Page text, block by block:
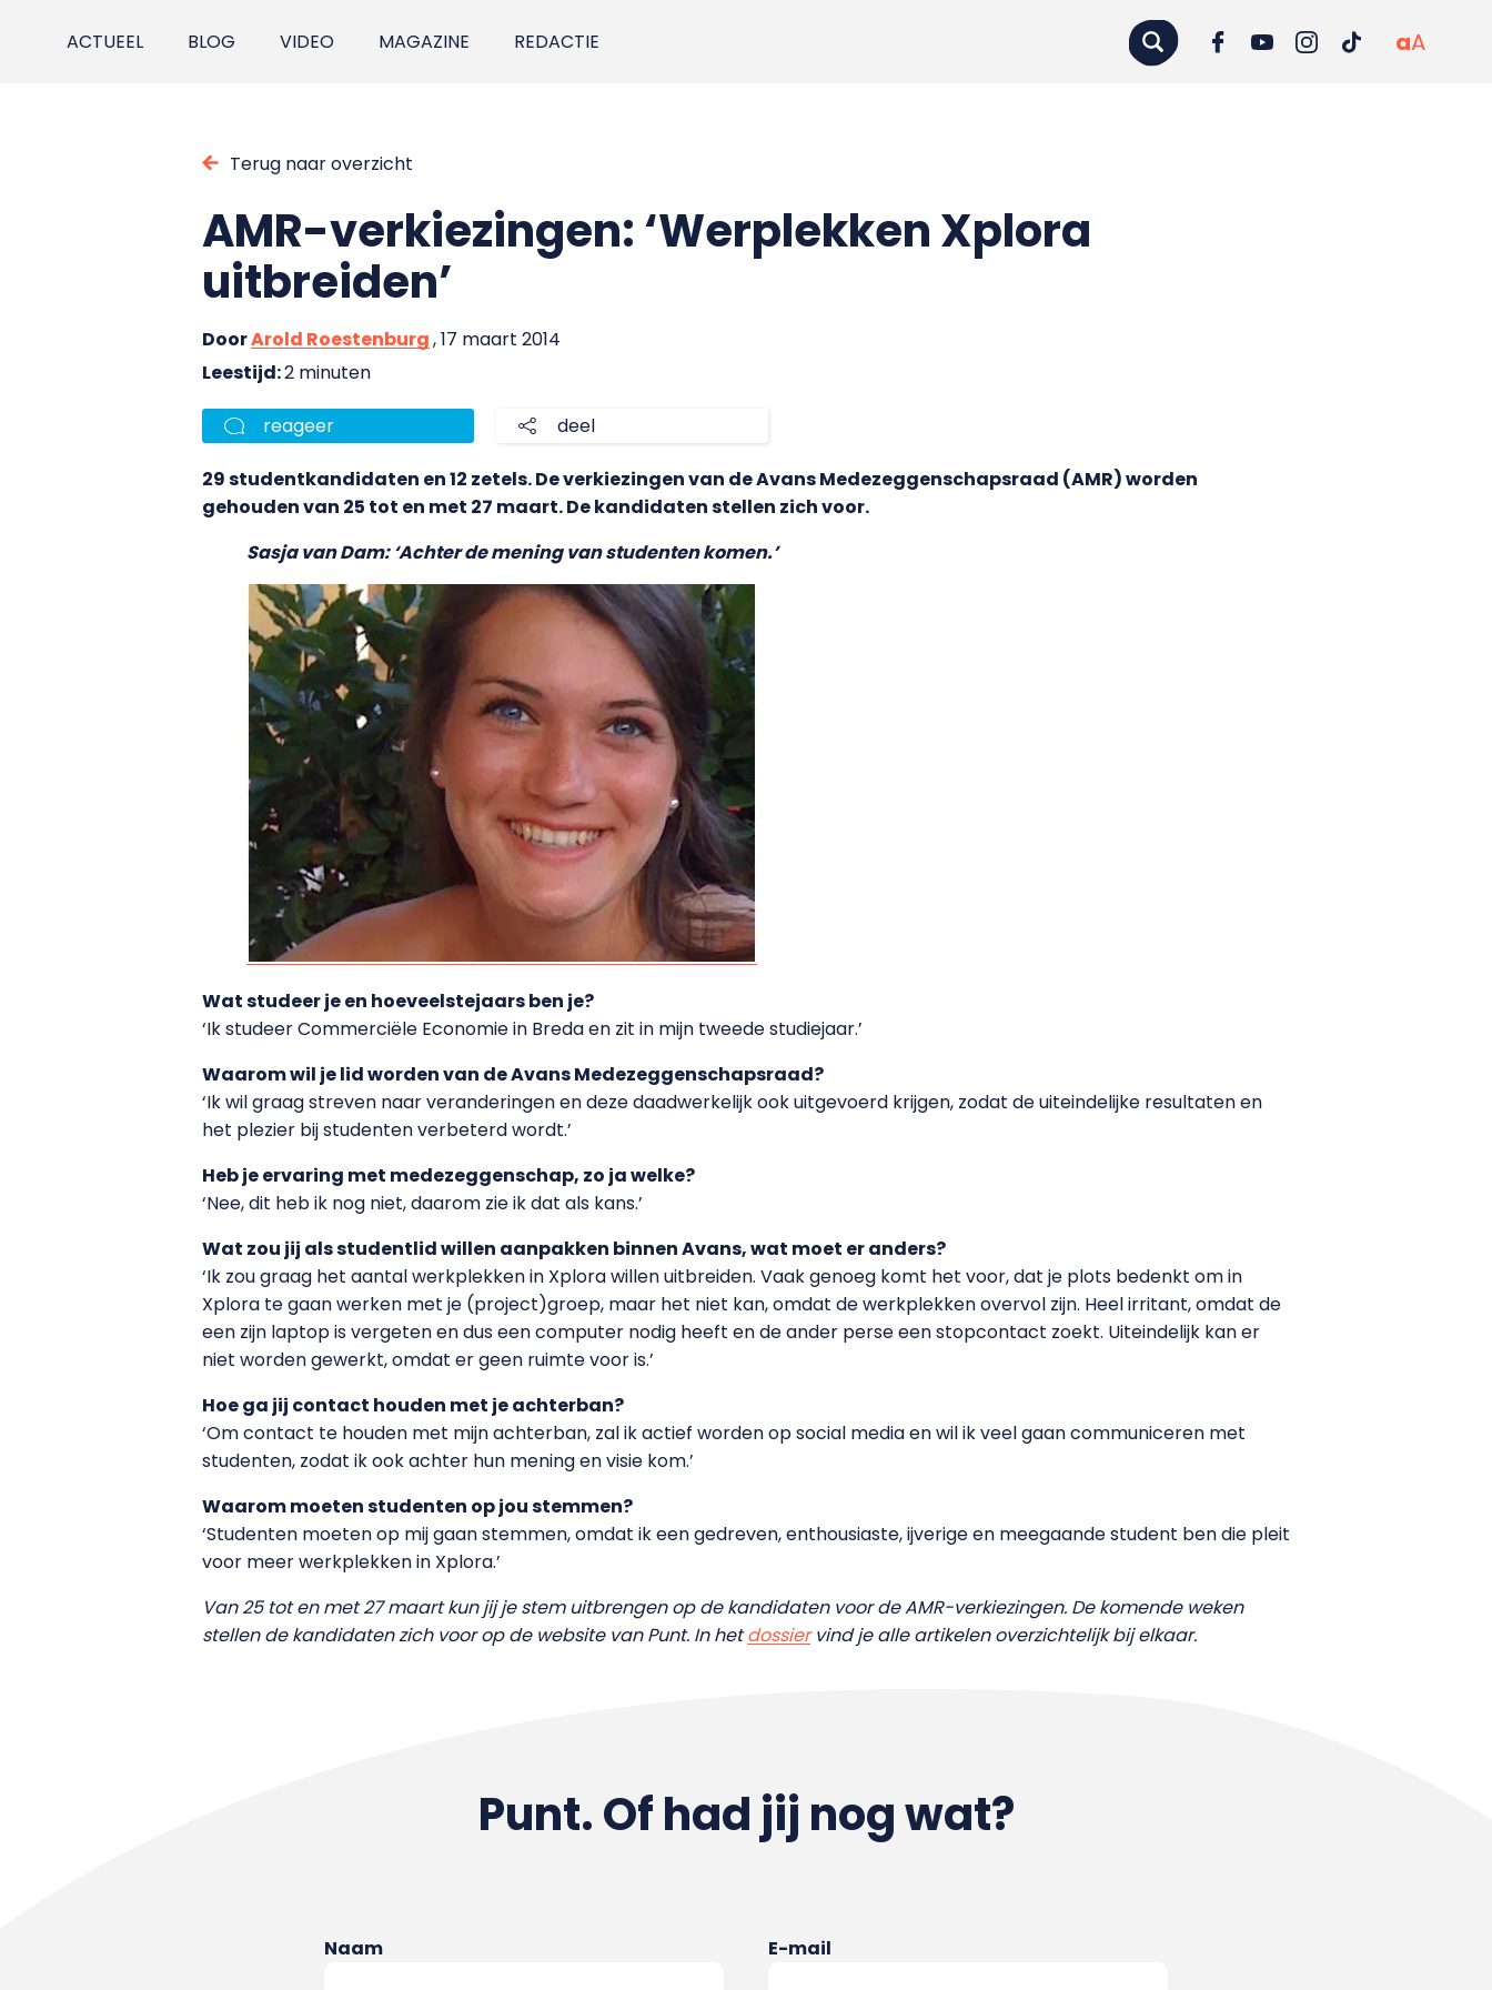
ACTUEEL BLOG VIDEO MAGAZINE REDACTIE aA
Terug naar overzicht
AMR-verkiezingen: ‘Werplekken Xplora
uitbreiden’
DoorArold Roestenburg, 17 maart 2014
Leestijd:2 minuten
reageer deel
29 studentkandidaten en 12 zetels. De verkiezingen van de Avans Medezeggenschapsraad (AMR) worden
gehouden van 25 tot en met 27 maart. De kandidaten stellen zich voor.
Sasja van Dam: ‘Achter de mening van studenten komen.’
Wat studeer je en hoeveelstejaars ben je?
‘Ik studeer Commerciële Economie in Breda en zit in mijn tweede studiejaar.’
Waarom wil je lid worden van de Avans Medezeggenschapsraad?
‘Ik wil graag streven naar veranderingen en deze daadwerkelijk ook uitgevoerd krijgen, zodat de uiteindelijke resultaten en
het plezier bij studenten verbeterd wordt.’
Heb je ervaring met medezeggenschap, zo ja welke?
‘Nee, dit heb ik nog niet, daarom zie ik dat als kans.’
Wat zou jij als studentlid willen aanpakken binnen Avans, wat moet er anders?
‘Ik zou graag het aantal werkplekken in Xplora willen uitbreiden. Vaak genoeg komt het voor, dat je plots bedenkt om in
Xplora te gaan werken met je (project)groep, maar het niet kan, omdat de werkplekken overvol zijn. Heel irritant, omdat de
een zijn laptop is vergeten en dus een computer nodig heeft en de ander perse een stopcontact zoekt. Uiteindelijk kan er
niet worden gewerkt, omdat er geen ruimte voor is.’
Hoe ga jij contact houden met je achterban?
‘Om contact te houden met mijn achterban, zal ik actief worden op social media en wil ik veel gaan communiceren met
studenten, zodat ik ook achter hun mening en visie kom.’
Waarom moeten studenten op jou stemmen?
‘Studenten moeten op mij gaan stemmen, omdat ik een gedreven, enthousiaste, ijverige en meegaande student ben die pleit
voor meer werkplekken in Xplora.’
Van 25 tot en met 27 maart kun jij je stem uitbrengen op de kandidaten voor de AMR-verkiezingen. De komende weken
stellen de kandidaten zich voor op de website van Punt. In hetdossiervind je alle artikelen overzichtelijk bij elkaar.
Punt. Of had jij nog wat?
Naam E-mail